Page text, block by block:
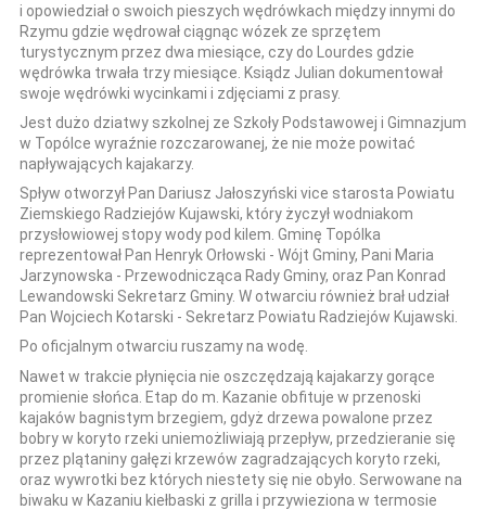
i opowiedział o swoich pieszych wędrówkach między innymi do
Rzymu gdzie wędrował ciągnąc wózek ze sprzętem
turystycznym przez dwa miesiące, czy do Lourdes gdzie
wędrówka trwała trzy miesiące. Ksiądz Julian dokumentował
swoje wędrówki wycinkami i zdjęciami z prasy.
Jest dużo dziatwy szkolnej ze Szkoły Podstawowej i Gimnazjum
w Topólce wyraźnie rozczarowanej, że nie może powitać
napływających kajakarzy.
Spływ otworzył Pan Dariusz Jałoszyński vice starosta Powiatu
Ziemskiego Radziejów Kujawski, który życzył wodniakom
przysłowiowej stopy wody pod kilem. Gminę Topólka
reprezentował Pan Henryk Orłowski - Wójt Gminy, Pani Maria
Jarzynowska - Przewodnicząca Rady Gminy, oraz Pan Konrad
Lewandowski Sekretarz Gminy. W otwarciu również brał udział
Pan Wojciech Kotarski - Sekretarz Powiatu Radziejów Kujawski.
Po oficjalnym otwarciu ruszamy na wodę.
Nawet w trakcie płynięcia nie oszczędzają kajakarzy gorące
promienie słońca. Etap do m. Kazanie obfituje w przenoski
kajaków bagnistym brzegiem, gdyż drzewa powalone przez
bobry w koryto rzeki uniemożliwiają przepływ, przedzieranie się
przez plątaniny gałęzi krzewów zagradzających koryto rzeki,
oraz wywrotki bez których niestety się nie obyło. Serwowane na
biwaku w Kazaniu kiełbaski z grilla i przywieziona w termosie